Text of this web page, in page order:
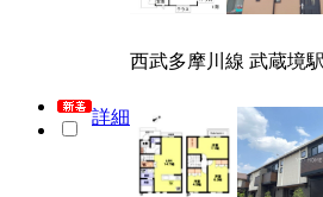
詳細
西武多摩川線 武蔵境